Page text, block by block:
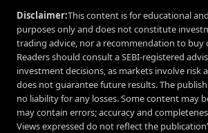
Disclaimer:This content is for educational
purposes only and does not constitute
trading advice, nor a recommendation to buy
Readers should consult a SEBI-registered
investment decisions, as markets involve risk
does not guarantee future results. The
no liability for any losses. Some content may
may contain errors; accuracy and
Views expressed do not reflect the